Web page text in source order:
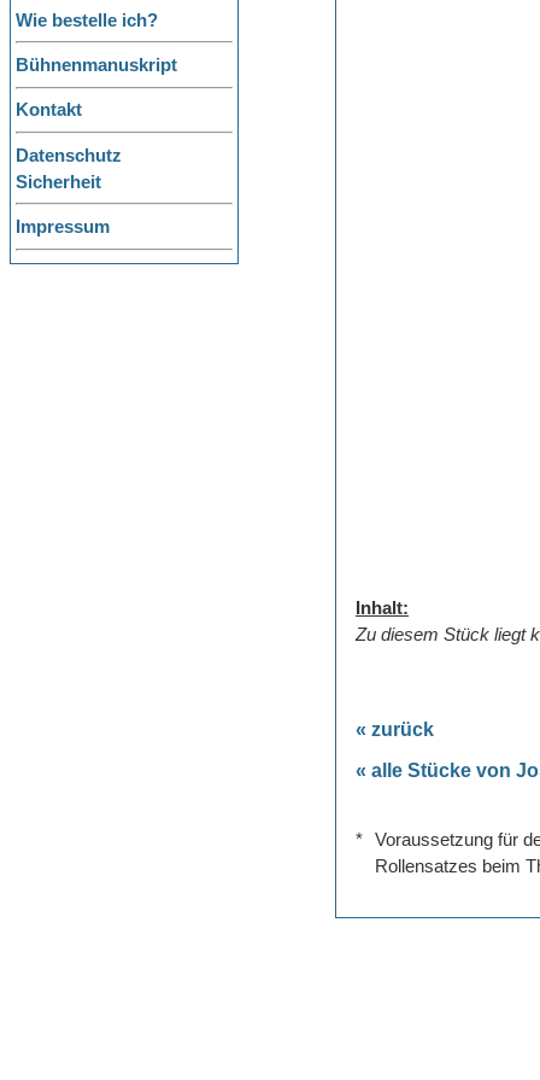
Wie bestelle ich?
Bühnenmanuskript
Kontakt
Datenschutz
Sicherheit
Impressum
Inhalt:
Zu diesem Stück liegt
« zurück
« alle Stücke von
*
Voraussetzung für
Rollensatzes beim